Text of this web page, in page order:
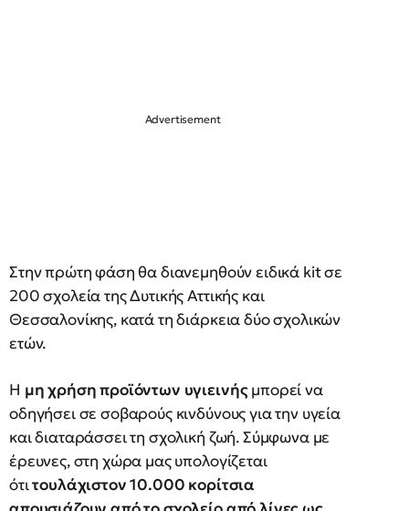
Στην πρώτη φάση θα διανεμηθούν ειδικά kit σε
200 σχολεία της Δυτικής Αττικής και
Θεσσαλονίκης, κατά τη διάρκεια δύο σχολικών
ετών.
Η μη χρήση προϊόντων υγιεινήςμπορεί να
οδηγήσει σε σοβαρούς κινδύνους για την υγεία
και διαταράσσει τη σχολική ζωή. Σύμφωνα με
έρευνες, στη χώρα μας υπολογίζεται
ότιτουλάχιστον 10.000 κορίτσια